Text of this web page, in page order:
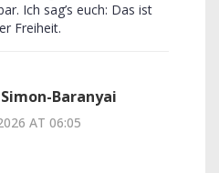
Ich sag’s euch: Das ist
Freiheit.
Baranyai
AT 06:05